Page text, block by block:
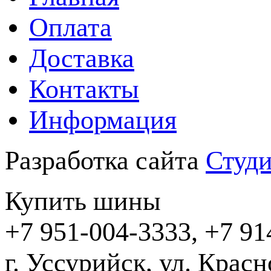
Оплата
Доставка
Контакты
Информация
Разработка сайта
Купить шины
+7 951-004-3333, +7
г. Уссурийск,